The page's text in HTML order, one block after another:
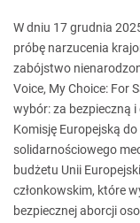
W dniu 17 grudnia
próbę narzucenia
zabójstwo
Voice, My Choice: For
wybór: za bezpieczną
Komisję Europejską
solidarnościowego
budżetu Unii
członkowskim, które
bezpiecznej aborcji